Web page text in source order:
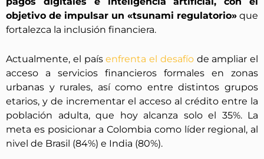
objetivo de impulsar un «tsunami regulatorio» que
fortalezca la inclusión financiera.
Actualmente, el paísenfrenta el desafío de ampliar el
acceso a servicios financieros formales en zonas
urbanas y rurales, así como entre distintos grupos
etarios, y de incrementar el acceso al crédito entre la
población adulta, que hoy alcanza solo el 35%. La
meta es posicionar a Colombia como líder regional, al
nivel de Brasil (84%) e India (80%).